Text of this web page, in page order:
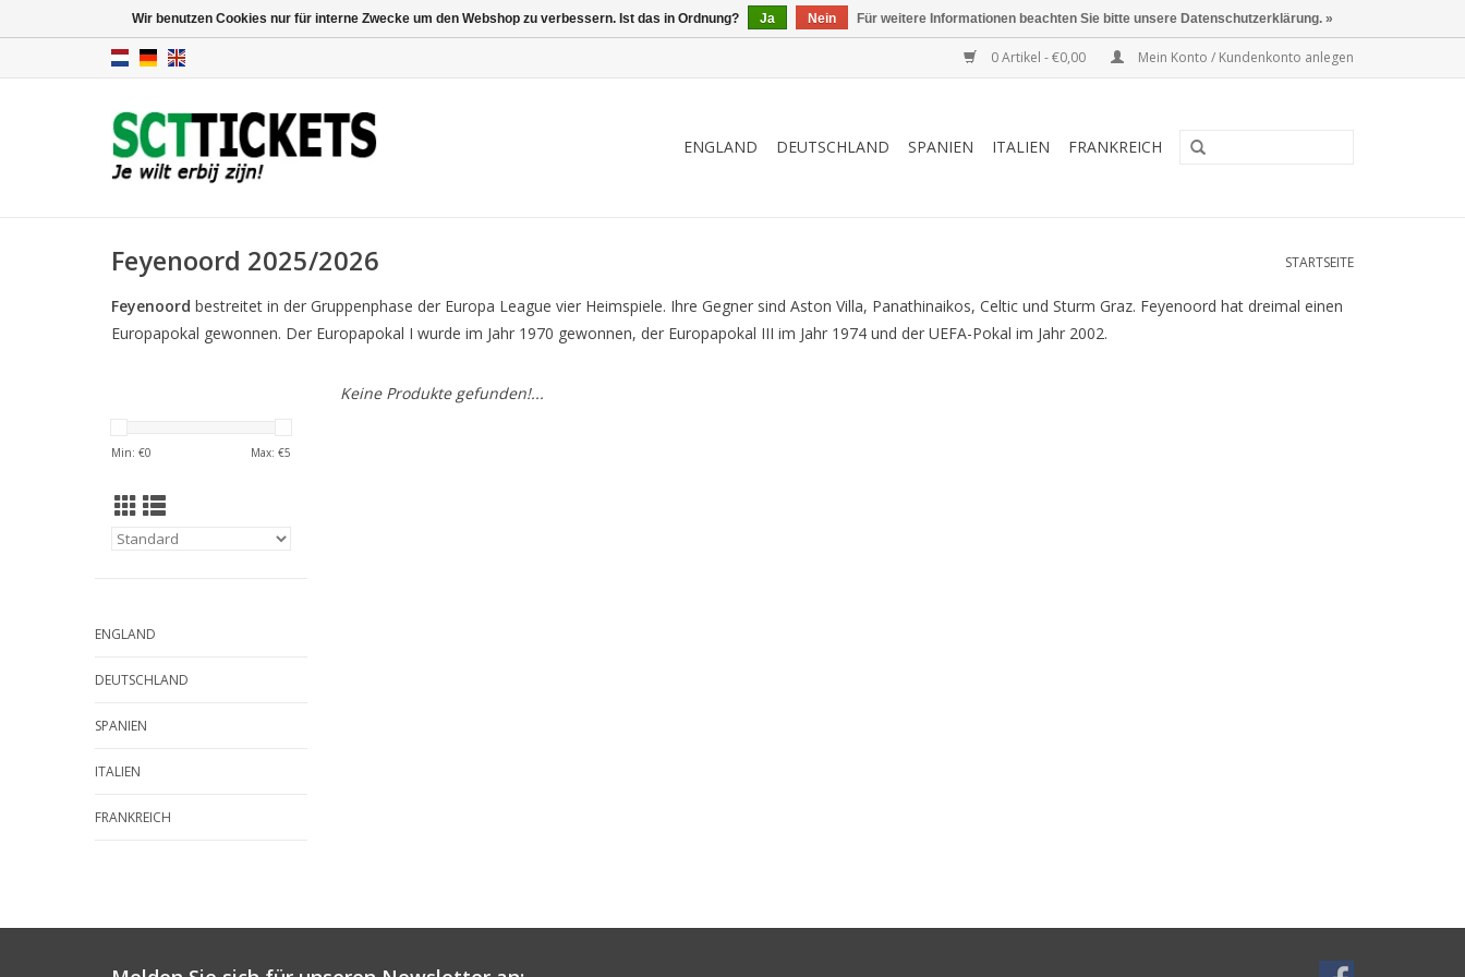
0 Artikel - €0,00 Mein Konto / Kundenkonto anlegen
ENGLAND DEUTSCHLAND SPANIEN ITALIEN FRANKREICH
Feyenoord 2025/2026 STARTSEITE
Feyenoord bestreitet in der Gruppenphase der Europa League vier Heimspiele. Ihre Gegner sind Aston Villa, Panathinaikos, Celtic und Sturm Graz. Feyenoord hat dreimal einen
Europapokal gewonnen. Der Europapokal I wurde im Jahr 1970 gewonnen, der Europapokal III im Jahr 1974 und der UEFA-Pokal im Jahr 2002.
Min: €0 Max: €5
ENGLAND
DEUTSCHLAND
SPANIEN
ITALIEN
FRANKREICH
Keine Produkte gefunden!...
Wir benutzen Cookies nur für interne Zwecke um den Webshop zu verbessern. Ist das in Ordnung? Ja Nein Für weitere Informationen beachten Sie bitte unsere Datenschutzerklärung. »